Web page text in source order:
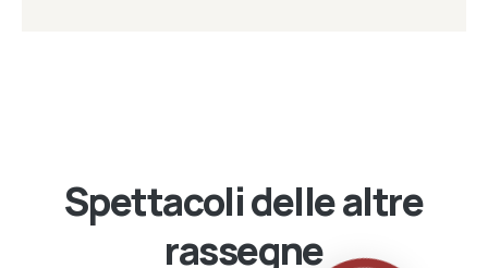
Spettacoli delle altre
rassegne